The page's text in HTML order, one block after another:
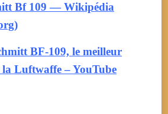
Bf 109 — Wikipédia
BF-109, le meilleur
la Luftwaffe – YouTube